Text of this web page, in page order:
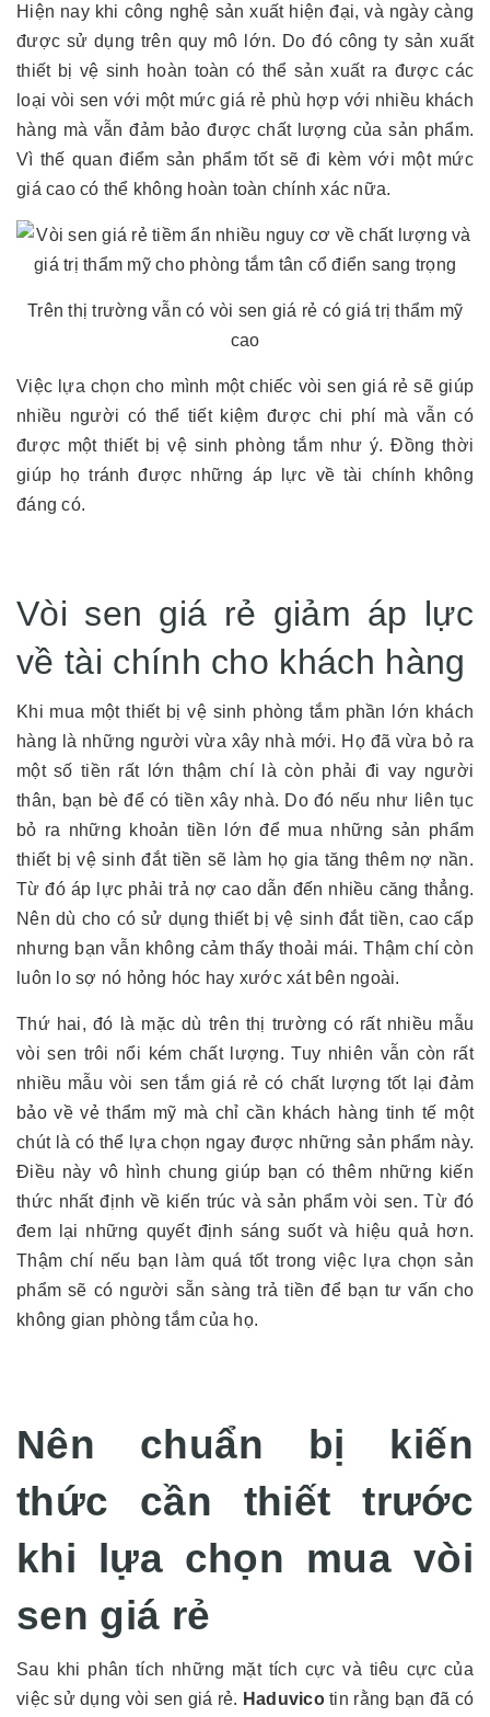
Hiện nay khi công nghệ sản xuất hiện đại, và ngày càng
được sử dụng trên quy mô lớn. Do đó công ty sản xuất
thiết bị vệ sinh hoàn toàn có thể sản xuất ra được các
loại vòi sen với một mức giá rẻ phù hợp với nhiều khách
hàng mà vẫn đảm bảo được chất lượng của sản phẩm.
Vì thế quan điểm sản phẩm tốt sẽ đi kèm với một mức
giá cao có thể không hoàn toàn chính xác nữa.
Trên thị trường vẫn có vòi sen giá rẻ có giá trị thẩm mỹ
cao
Việc lựa chọn cho mình một chiếc vòi sen giá rẻ sẽ giúp
nhiều người có thể tiết kiệm được chi phí mà vẫn có
được một thiết bị vệ sinh phòng tắm như ý. Đồng thời
giúp họ tránh được những áp lực về tài chính không
đáng có.
Vòi sen giá rẻ giảm áp lực
về tài chính cho khách hàng
Khi mua một thiết bị vệ sinh phòng tắm phần lớn khách
hàng là những người vừa xây nhà mới. Họ đã vừa bỏ ra
một số tiền rất lớn thậm chí là còn phải đi vay người
thân, bạn bè để có tiền xây nhà. Do đó nếu như liên tục
bỏ ra những khoản tiền lớn để mua những sản phẩm
thiết bị vệ sinh đắt tiền sẽ làm họ gia tăng thêm nợ nần.
Từ đó áp lực phải trả nợ cao dẫn đến nhiều căng thẳng.
Nên dù cho có sử dụng thiết bị vệ sinh đắt tiền, cao cấp
nhưng bạn vẫn không cảm thấy thoải mái. Thậm chí còn
luôn lo sợ nó hỏng hóc hay xước xát bên ngoài.
Thứ hai, đó là mặc dù trên thị trường có rất nhiều mẫu
vòi sen trôi nổi kém chất lượng. Tuy nhiên vẫn còn rất
nhiều mẫu vòi sen tắm giá rẻ có chất lượng tốt lại đảm
bảo về vẻ thẩm mỹ mà chỉ cần khách hàng tinh tế một
chút là có thể lựa chọn ngay được những sản phẩm này.
Điều này vô hình chung giúp bạn có thêm những kiến
thức nhất định về kiến trúc và sản phẩm vòi sen. Từ đó
đem lại những quyết định sáng suốt và hiệu quả hơn.
Thậm chí nếu bạn làm quá tốt trong việc lựa chọn sản
phẩm sẽ có người sẵn sàng trả tiền để bạn tư vấn cho
không gian phòng tắm của họ.
Nên chuẩn bị kiến
thức cần thiết trước
khi lựa chọn mua vòi
sen giá rẻ
Sau khi phân tích những mặt tích cực và tiêu cực của
việc sử dụng vòi sen giá rẻ. Haduvicotin rằng bạn đã có